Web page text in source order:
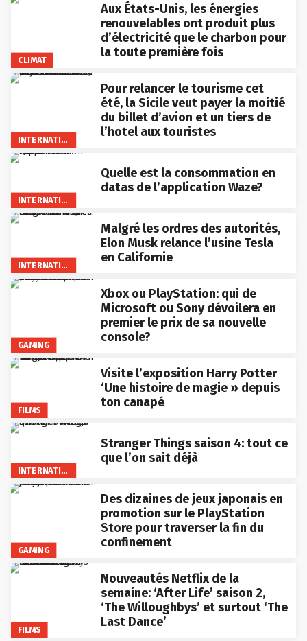
CLIMAT
Aux États-Unis, les énergies
renouvelables ont produit plus
d’électricité que le charbon pour
la toute première fois
INTERNATIONAL
Pour relancer le tourisme cet
été, la Sicile veut payer la moitié
du billet d’avion et un tiers de
l’hotel aux touristes
INTERNATIONAL
Quelle est la consommation en
datas de l’application Waze?
INTERNATIONAL
Malgré les ordres des autorités,
Elon Musk relance l’usine Tesla
en Californie
GAMING
Xbox ou PlayStation: qui de
Microsoft ou Sony dévoilera en
premier le prix de sa nouvelle
console?
FILMS
Visite l’exposition Harry Potter
‘Une histoire de magie » depuis
ton canapé
INTERNATIONAL
Stranger Things saison 4: tout ce
que l’on sait déjà
GAMING
Des dizaines de jeux japonais en
promotion sur le PlayStation
Store pour traverser la fin du
confinement
FILMS
Nouveautés Netflix de la
semaine: ‘After Life’ saison 2,
‘The Willoughbys’ et surtout ‘The
Last Dance’